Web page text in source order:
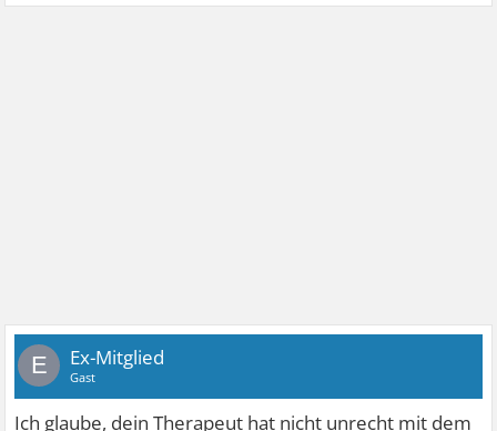
E Ex-Mitglied
Gast
Ich glaube, dein Therapeut hat nicht unrecht mit dem